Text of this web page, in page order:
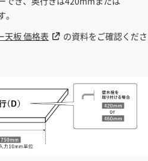
天板 価格表
の資料をご確認くださ